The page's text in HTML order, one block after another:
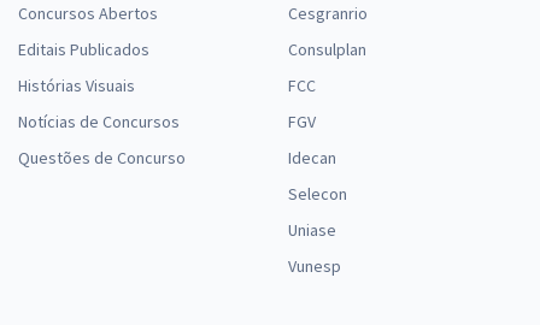
Concursos Abertos
Editais Publicados
Histórias Visuais
Notícias de Concursos
Questões de Concurso
Cesgranrio
Consulplan
FCC
FGV
Idecan
Selecon
Uniase
Vunesp